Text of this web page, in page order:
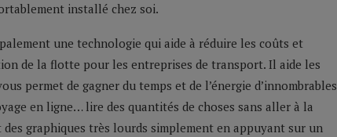
installé chez soi.
une technologie qui aide à réduire les coûts et
de la flotte pour les entreprises de transport. Il aide les
permet de gagner du temps et de l’énergie d’innombrables
en ligne… lire des quantités de choses sans aller à la
graphiques très lourds simplement en appuyant sur un